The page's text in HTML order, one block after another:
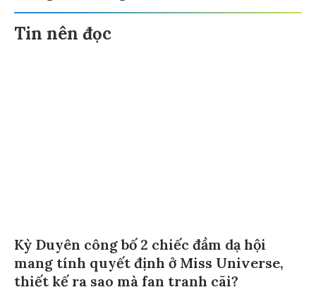
Tin nên đọc
Kỳ Duyên công bố 2 chiếc đầm dạ hội
mang tính quyết định ở Miss Universe,
thiết kế ra sao mà fan tranh cãi?